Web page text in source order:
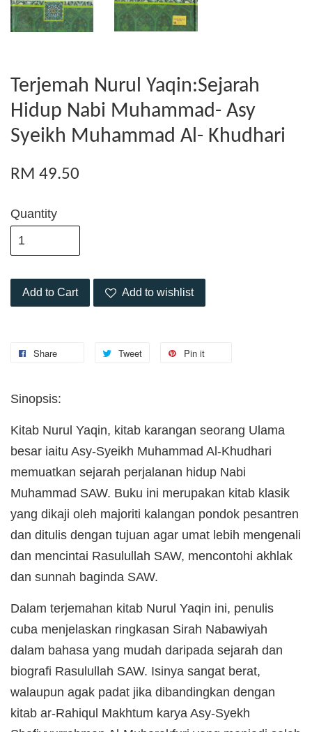
Terjemah Nurul Yaqin:Sejarah
Hidup Nabi Muhammad- Asy
Syeikh Muhammad Al- Khudhari
RM 49.50
Quantity
Add to Cart Add to wishlist
Share Tweet Pin it
Sinopsis:
Kitab Nurul Yaqin, kitab karangan seorang Ulama
besar iaitu Asy-Syeikh Muhammad Al-Khudhari
memuatkan sejarah perjalanan hidup Nabi
Muhammad SAW. Buku ini merupakan kitab klasik
yang dikaji oleh majoriti kalangan pondok pesantren
dan ditulis dengan tujuan agar umat lebih mengenali
dan mencintai Rasulullah SAW, mencontohi akhlak
dan sunnah baginda SAW.
Dalam terjemahan kitab Nurul Yaqin ini, penulis
cuba menjelaskan ringkasan Sirah Nabawiyah
dalam bahasa yang mudah daripada sejarah dan
biografi Rasulullah SAW. Isinya sangat berat,
walaupun agak padat jika dibandingkan dengan
kitab ar-Rahiqul Makhtum karya Asy-Syekh